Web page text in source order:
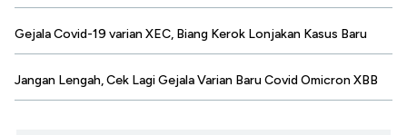
Gejala Covid-19 varian XEC, Biang Kerok Lonjakan Kasus Baru
Jangan Lengah, Cek Lagi Gejala Varian Baru Covid Omicron XBB